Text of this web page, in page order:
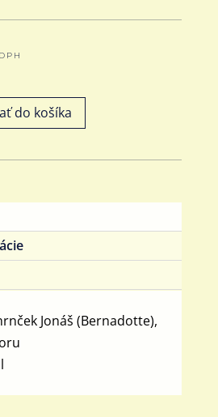
do košíka
Jonáš (Bernadotte),